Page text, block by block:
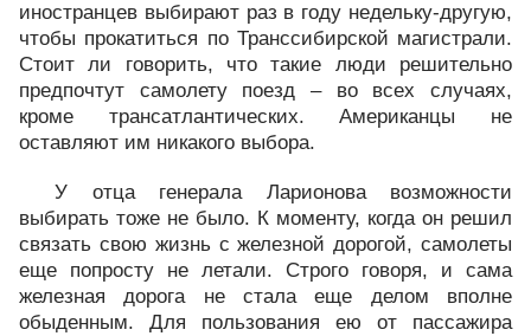
иностранцев выбирают раз в году недельку-другую,
чтобы прокатиться по Транссибирской магистрали.
Стоит ли говорить, что такие люди решительно
предпочтут самолету поезд – во всех случаях,
кроме трансатлантических. Американцы не
оставляют им никакого выбора.
У отца генерала Ларионова возможности
выбирать тоже не было. К моменту, когда он решил
связать свою жизнь с железной дорогой, самолеты
еще попросту не летали. Строго говоря, и сама
железная дорога не стала еще делом вполне
обыденным. Для пользования ею от пассажира